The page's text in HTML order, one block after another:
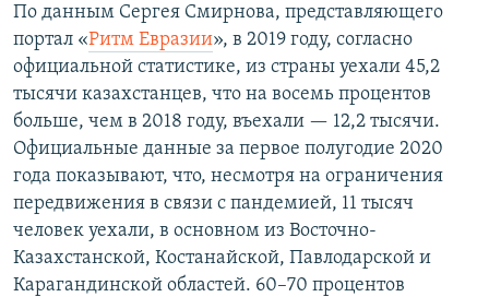
По данным Сергея Смирнова, представляющего
портал «Ритм Евразии», в 2019 году, согласно
официальной статистике, из страны уехали 45,2
тысячи казахстанцев, что на восемь процентов
больше, чем в 2018 году, въехали — 12,2 тысячи.
Официальные данные за первое полугодие 2020
года показывают, что, несмотря на ограничения
передвижения в связи с пандемией, 11 тысяч
человек уехали, в основном из Восточно-
Казахстанской, Костанайской, Павлодарской и
Карагандинской областей. 60–70 процентов